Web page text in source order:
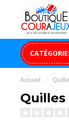
99$+
Accueil /
Quilles